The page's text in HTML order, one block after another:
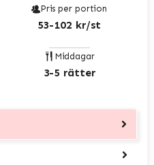
Pris per portion
53-102 kr/st
Middagar
3-5 rätter